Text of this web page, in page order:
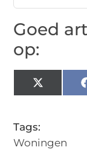
Goed
op:
X
(Twitter)
Tags:
Woningen